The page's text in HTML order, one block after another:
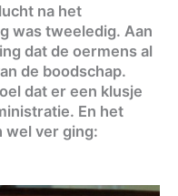
na het
was tweeledig. Aan
dat de oermens al
de boodschap.
dat er een klusje
En het
wel ver ging: